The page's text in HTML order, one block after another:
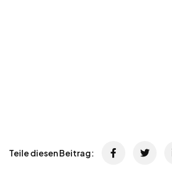
Teile diesen Beitrag: